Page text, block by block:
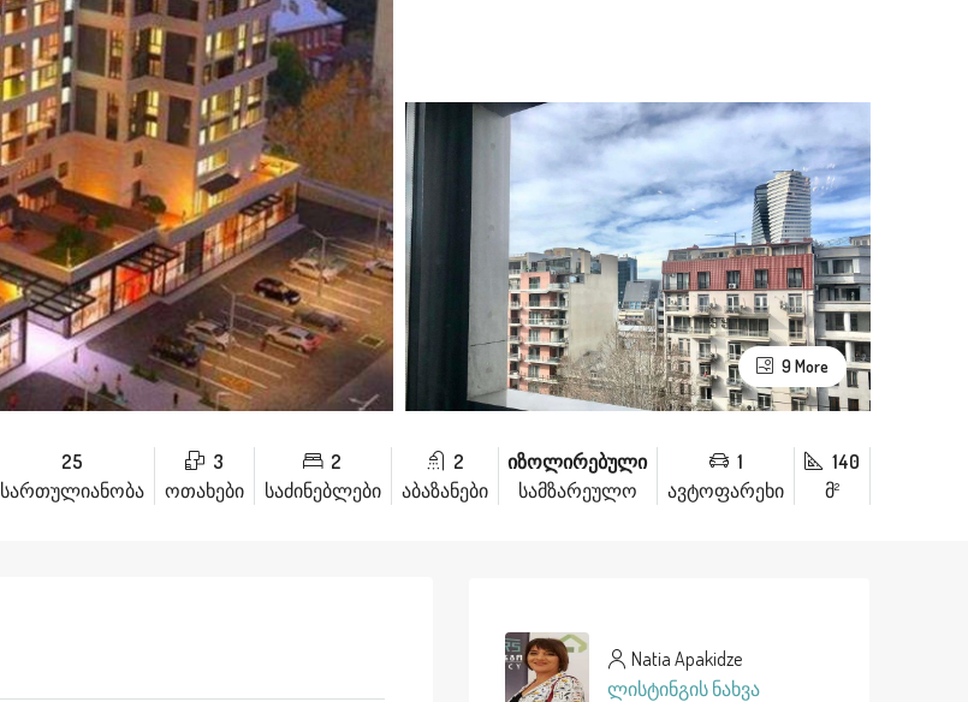
9 More
25
სართულიანობა
3
ოთახები
2
საძინებლები
2
აბაზანები
იზოლირებული
სამზარეულო
1
ავტოფარეხი
140
მ²
Natia Apakidze
ლისტინგის ნახვა